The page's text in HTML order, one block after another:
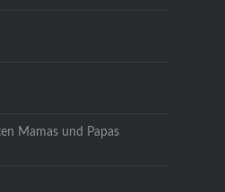
Mamas und Papas